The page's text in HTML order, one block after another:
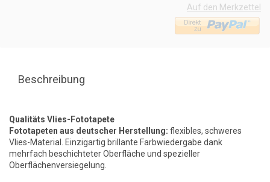
Auf den Merkzettel
Beschreibung
Qualitäts Vlies-Fototapete
Fototapeten aus deutscher Herstellung: flexibles, schweres
Vlies-Material. Einzigartig brillante Farbwiedergabe dank
mehrfach beschichteter Oberfläche und spezieller
Oberflächenversiegelung.